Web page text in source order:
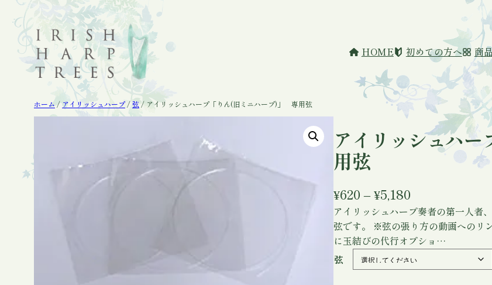
容
HOME 初めての方へ 商
ホーム/アイリッシュハープ /弦/ アイリッシュハープ「りん(旧ミニハープ)」 専用弦
アイリッシュハ
用弦
¥620 –¥5,180
格
帯
:
¥
アイリッシュハープ奏者の第一人者
弦です。 ※弦の張り方の動画へのリ
に玉結びの代行オプショ…
弦